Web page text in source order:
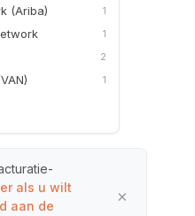
(Ariba) 1
1
2
1
als u wilt
aan de
×